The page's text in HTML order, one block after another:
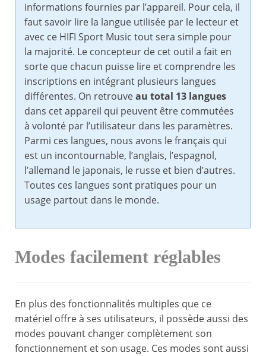
informations fournies par l’appareil. Pour cela, il
faut savoir lire la langue utilisée par le lecteur et
avec ce HIFI Sport Music tout sera simple pour
la majorité. Le concepteur de cet outil a fait en
sorte que chacun puisse lire et comprendre les
inscriptions en intégrant plusieurs langues
différentes. On retrouveau total 13 langues
dans cet appareil qui peuvent être commutées
à volonté par l’utilisateur dans les paramètres.
Parmi ces langues, nous avons le français qui
est un incontournable, l’anglais, l’espagnol,
l’allemand le japonais, le russe et bien d’autres.
Toutes ces langues sont pratiques pour un
usage partout dans le monde.
Modes facilement réglables
En plus des fonctionnalités multiples que ce
matériel offre à ses utilisateurs, il possède aussi des
modes pouvant changer complètement son
fonctionnement et son usage. Ces modes sont aussi